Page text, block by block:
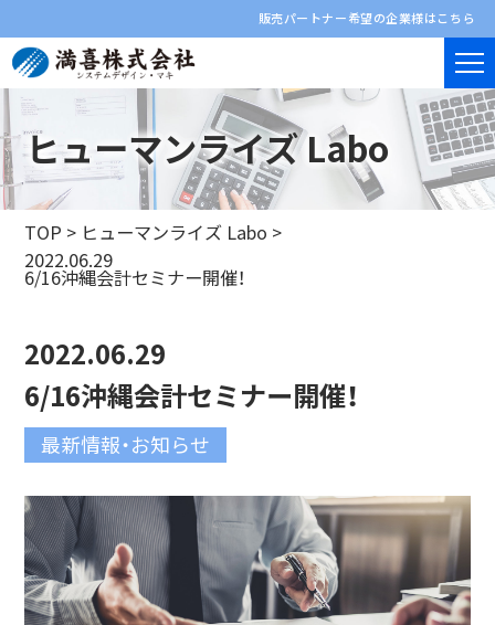
販売パートナー希望の企業様はこちら
ヒューマンライズ Labo
TOP > ヒューマンライズ Labo >
2022.06.29
6/16沖縄会計セミナー開催！
2022.06.29
6/16沖縄会計セミナー開催！
最新情報・お知らせ